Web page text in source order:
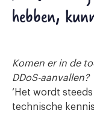
hebben,
Komen er in de
DDoS-aanvallen?
‘Het wordt
technische